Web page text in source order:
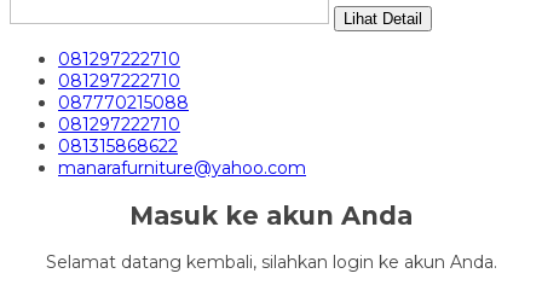
Lihat Detail
081297222710
081297222710
087770215088
081297222710
081315868622
manarafurniture@yahoo.com
Masuk ke akun Anda
Selamat datang kembali, silahkan login ke akun Anda.